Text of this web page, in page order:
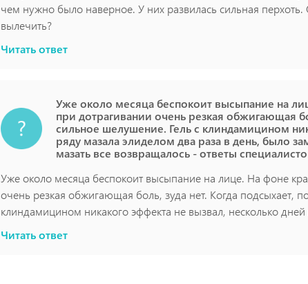
чем нужно было наверное. У них развилась сильная
вылечить?
Читать ответ
Уже около месяца беспокоит высыпание на
при дотрагивании очень резкая обжигающая
сильное шелушение. Гель с клиндамицином
ряду мазала элиделом два раза в день, было
мазать все возвращалось - ответы
Уже около месяца беспокоит высыпание на лице. На фоне
очень резкая обжигающая боль, зуда нет. Когда подсыхает,
клиндамицином никакого эффекта не вызвал, несколько
Читать ответ